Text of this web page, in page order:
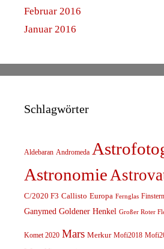
Februar 2016
Januar 2016
Schlagwörter
Aldebaran Andromeda
Astronomie
C/2020 F3 Callisto Europa Fernglas
Ganymed Goldener Henkel Großer Roter
Komet 2020 Mars Merkur Mofi2018